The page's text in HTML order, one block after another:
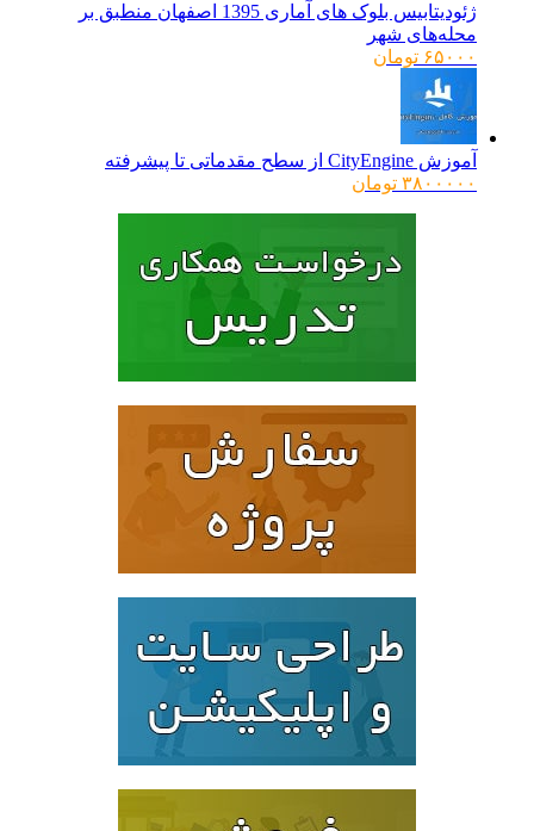
ژئودیتابیس بلوک های آماری 1395 اصفهان منطبق بر
محله‌های شهر
۶۵۰۰۰ تومان
آموزش CityEngine از سطح مقدماتی تا پیشرفته
۳۸۰۰۰۰۰ تومان